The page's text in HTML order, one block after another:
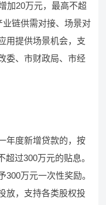
加20万元，最高不超
链供需对接、场景对
用提供场景机会，支
委、市财政局、市经
年度新增贷款的，按
过300万元的贴息。
万元一次性奖励。
放，支持各类股权投